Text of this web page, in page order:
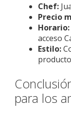
Chef:
Precio
Horario:
acceso
Estilo:
para los